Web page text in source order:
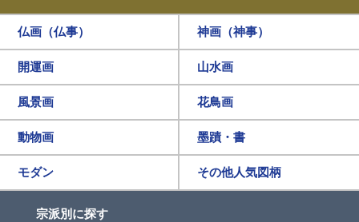
仏画（仏事） 神画（神事）
開運画 山水画
風景画 花鳥画
動物画 墨蹟・書
モダン その他人気図柄
宗派別に探す